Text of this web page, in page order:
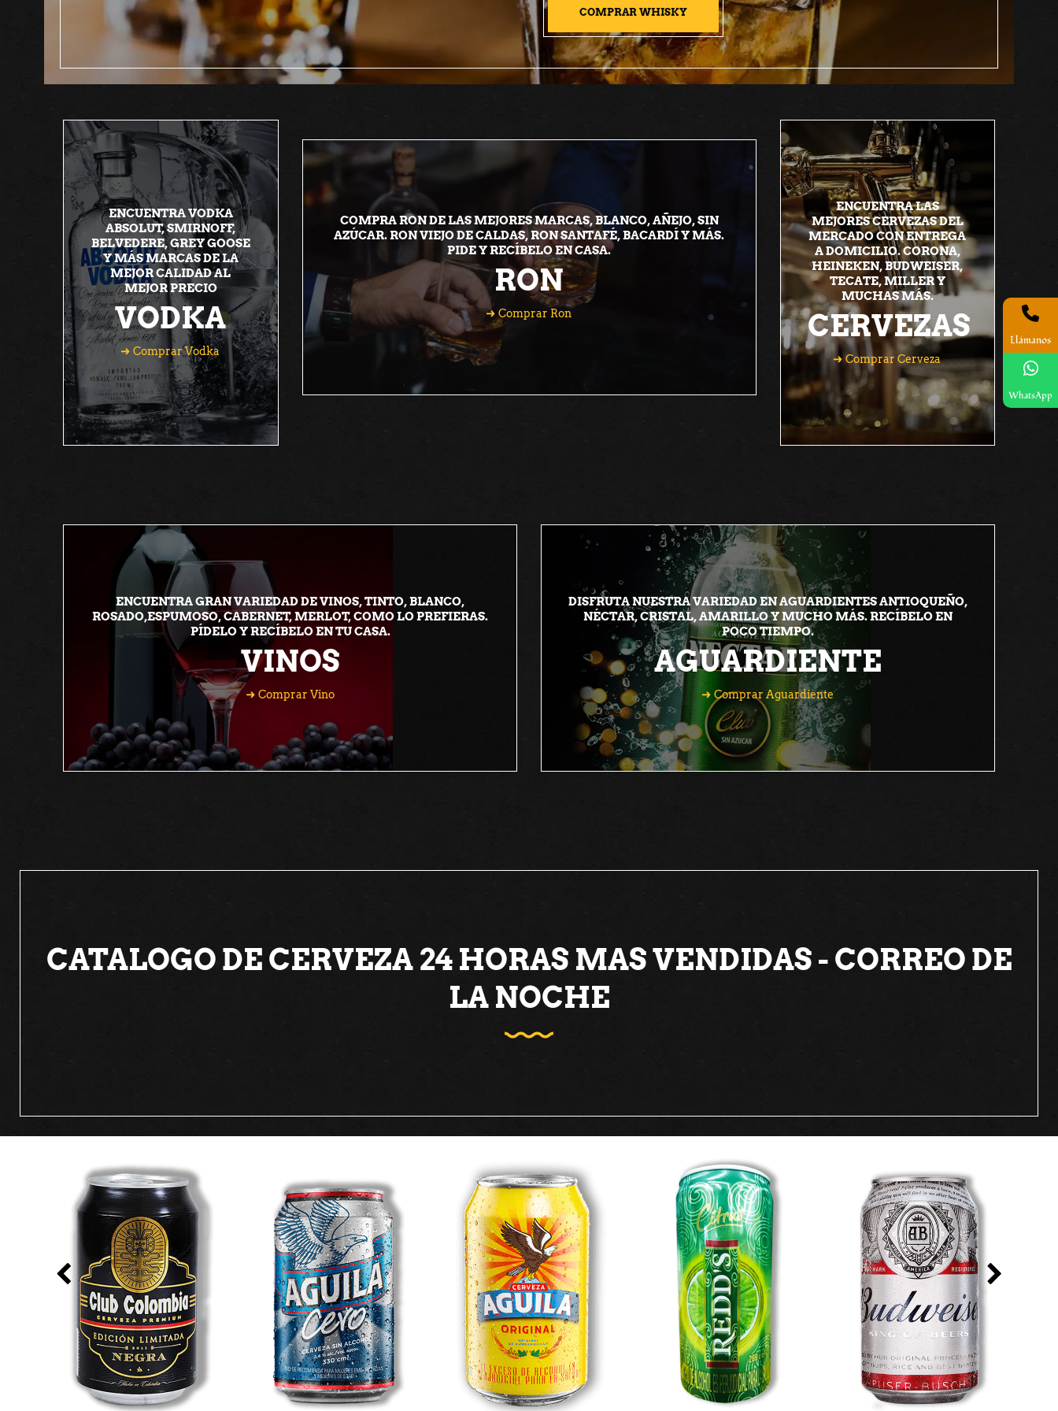
COMPRAR WHISKY
ENCUENTRA VODKA
ABSOLUT, SMIRNOFF,
BELVEDERE, GREY GOOSE
Y MÁS MARCAS DE LA
MEJOR CALIDAD AL
MEJOR PRECIO
VODKA
Comprar Vodka
Comprar Vodka
COMPRA RON DE LAS MEJORES MARCAS, BLANCO, AÑEJO, SIN
AZÚCAR. RON VIEJO DE CALDAS, RON SANTAFÉ, BACARDÍ Y MÁS.
PIDE Y RECÍBELO EN CASA.
RON
Comprar Ron
Comprar Ron
ENCUENTRA LAS
MEJORES CERVEZAS DEL
MERCADO CON ENTREGA
A DOMICILIO. CORONA,
HEINEKEN, BUDWEISER,
TECATE, MILLER Y
MUCHAS MÁS.
CERVEZAS
Comprar Cerveza
Comprar Cerveza
ENCUENTRA GRAN VARIEDAD DE VINOS, TINTO, BLANCO,
ROSADO,ESPUMOSO, CABERNET, MERLOT, COMO LO PREFIERAS.
PÍDELO Y RECÍBELO EN TU CASA.
VINOS
Comprar Vino
Comprar Vino
DISFRUTA NUESTRA VARIEDAD EN AGUARDIENTES ANTIOQUEÑO,
NÉCTAR, CRISTAL, AMARILLO Y MUCHO MÁS. RECÍBELO EN
POCO TIEMPO.
AGUARDIENTE
Comprar Aguardiente
Comprar Aguardiente
CATALOGO DE CERVEZA 24 HORAS MAS VENDIDAS - CORREO DE
LA NOCHE
Llámanos
WhatsApp